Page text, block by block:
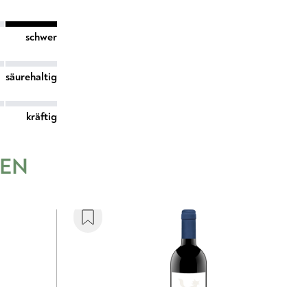
schwer
säurehaltig
kräftig